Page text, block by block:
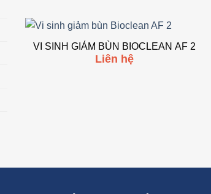
VI SINH GIẢM BÙN BIOCLEAN AF 2
Liên hệ